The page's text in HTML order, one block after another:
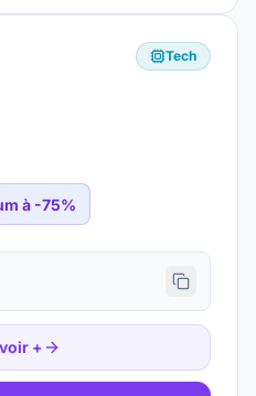
Tech
à -75%
+